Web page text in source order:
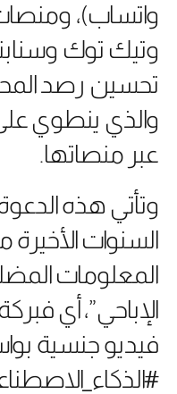
واتساب)،
وتيك توك
تحسين رصد
والذي ينطوي
عبر منصاتها.
وتأتي هذه
السنوات الأخيرة
المعلومات
الإباحي”، أي
فيديو جنسية